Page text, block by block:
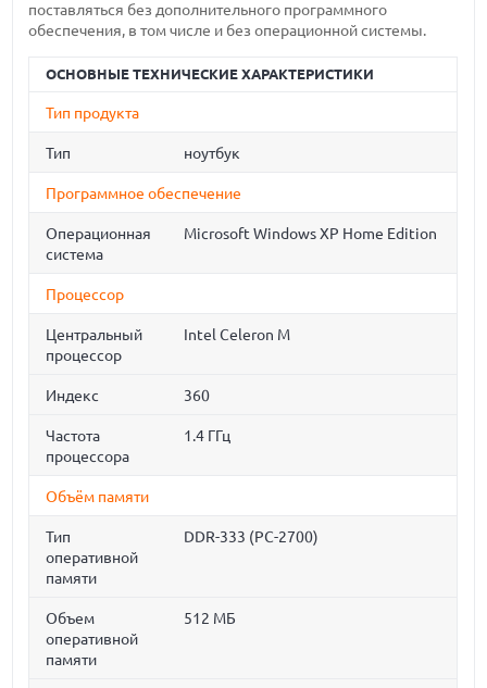
поставляться без дополнительного программного
обеспечения, в том числе и без операционной системы.
ОСНОВНЫЕ ТЕХНИЧЕСКИЕ ХАРАКТЕРИСТИКИ
Тип продукта
Тип ноутбук
Программное обеспечение
Операционная
система
Microsoft Windows XP Home Edition
Процессор
Центральный
процессор
Intel Celeron M
Индекс 360
Частота
процессора
1.4 ГГц
Объём памяти
Тип
оперативной
памяти
DDR-333 (PC-2700)
Объем
оперативной
памяти
512 МБ